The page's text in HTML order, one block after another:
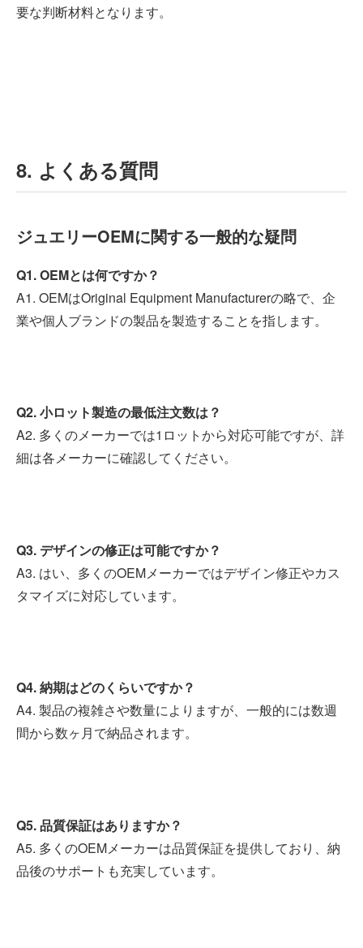
要な判断材料となります。
8. よくある質問
ジュエリーOEMに関する一般的な疑問
Q1. OEMとは何ですか？
A1. OEMはOriginal Equipment Manufacturerの略で、企
業や個人ブランドの製品を製造することを指します。
Q2. 小ロット製造の最低注文数は？
A2. 多くのメーカーでは1ロットから対応可能ですが、詳
細は各メーカーに確認してください。
Q3. デザインの修正は可能ですか？
A3. はい、多くのOEMメーカーではデザイン修正やカス
タマイズに対応しています。
Q4. 納期はどのくらいですか？
A4. 製品の複雑さや数量によりますが、一般的には数週
間から数ヶ月で納品されます。
Q5. 品質保証はありますか？
A5. 多くのOEMメーカーは品質保証を提供しており、納
品後のサポートも充実しています。